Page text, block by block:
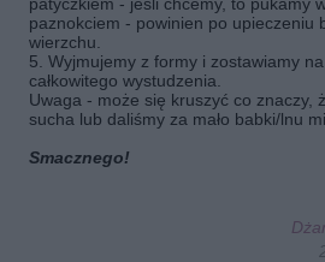
paznokciem - powinien po upieczeniu
wierzchu.
5. Wyjmujemy z formy i zostawiamy
całkowitego wystudzenia.
Uwaga - może się kruszyć co znaczy,
sucha lub daliśmy za mało babki/lnu
Smacznego!